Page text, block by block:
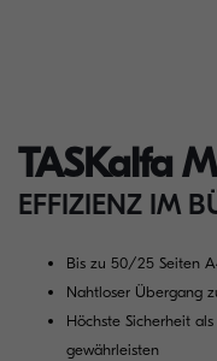
TASKalfa
EFFIZIENZ IM
Bis zu 50/25 Seiten
Nahtloser Übergang
Höchste Sicherheit
gewährleisten